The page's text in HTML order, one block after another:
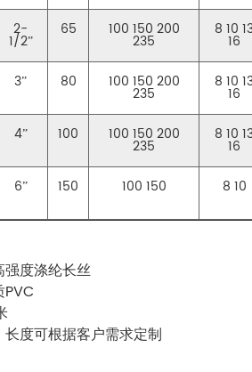
2-
1/2”
65 100 150 200
235
8 10
16
3” 80 100 150 200
235
8 10
16
4” 100 100 150 200
235
8 10
16
6” 150 100 150 8 10
度涤纶长丝
度可根据客户需求定制